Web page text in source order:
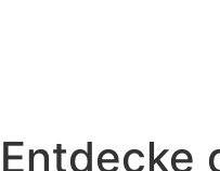
Entdecke